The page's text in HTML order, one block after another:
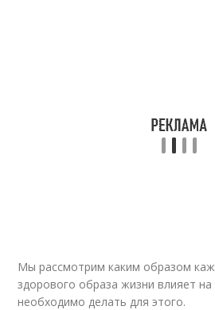
Мы рассмотрим каким образом
здорового образа жизни влияет
необходимо делать для этого.